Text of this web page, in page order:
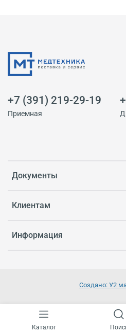
Документы
Клиентам
Информация
+7 (391) 219-29-19
Приемная
Создано: У2
Каталог